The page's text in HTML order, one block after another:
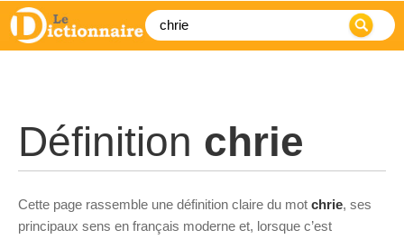
Définition chrie
Cette page rassemble une définition claire du mot chrie, ses
principaux sens en français moderne et, lorsque c’est